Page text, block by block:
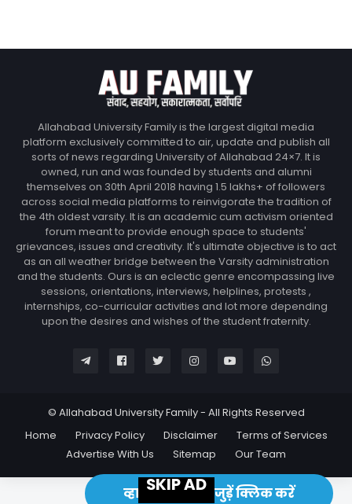
व्हाट्सएप ग्रुप से जुड़ें क्लिक करें
Allahabad University Family is the largest digital media
platform exclusively committed to air, update and publish all
sorts of news regarding University of Allahabad 24×7. It is
owned, run and was founded by students and alumni
themselves on 30th April 2018 having 1.5 lakhs+ of followers
across social media platforms to reinvigorate the tradition of
the 4th oldest varsity. It is an academic cum activism oriented
forum meant to provide enough space to students'
grievances, issues and creativity. It's ultimate objective is to act
as an all weather bridge between the Varsity administration
and the students. Ours is an eclectic genre encompassing live
sessions, orientations, interviews, helplines, protests ,
internships, co-curricular activities and lot more depending
upon the desires and wishes of the student fraternity.
© Allahabad University Family - All Rights Reserved
Home
Privacy Policy Disclaimer
Terms of Services
Advertise With Us
Sitemap Our Team
SKIP AD